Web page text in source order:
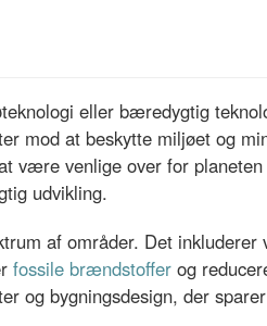
eller bæredygtig
mod at beskytte miljøet og
være venlige over for
udvikling.
af områder. Det inkluderer
fossile brændstoffer og
og bygningsdesign, der